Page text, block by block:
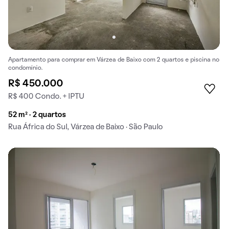
Apartamento para comprar em Várzea de Baixo com 2 quartos e piscina no
condomínio.
R$ 450.000
R$ 400 Condo. + IPTU
52 m² · 2 quartos
Rua África do Sul, Várzea de Baixo · São Paulo